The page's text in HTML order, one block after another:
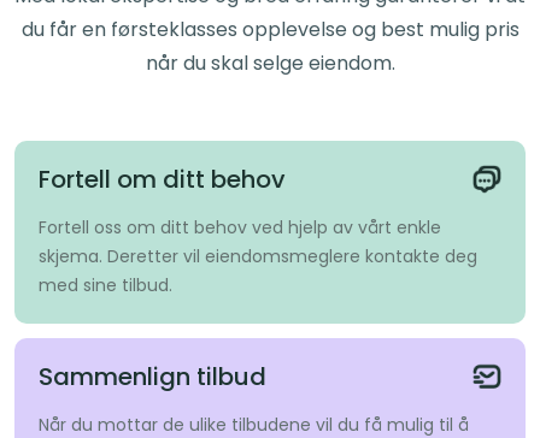
du får en førsteklasses opplevelse og best mulig pris
når du skal selge eiendom.
Fortell om ditt behov
Fortell oss om ditt behov ved hjelp av vårt enkle
skjema. Deretter vil eiendomsmeglere kontakte deg
med sine tilbud.
Sammenlign tilbud
Når du mottar de ulike tilbudene vil du få mulig til å